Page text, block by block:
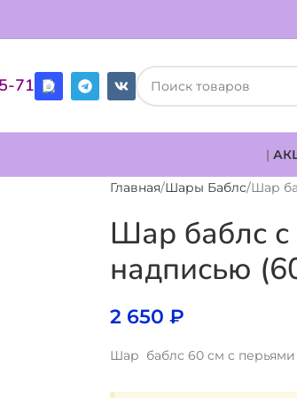
71
|
Главная Шары Баблс Шар
Шар баблс
надписью
2 650₽
Шар баблс 60 см с